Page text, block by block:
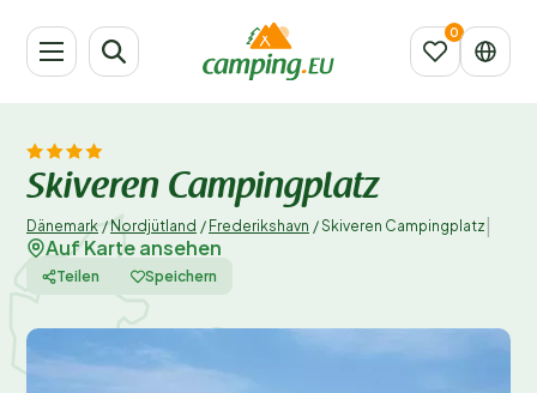
Skiveren Campingplatz
Dänemark / Nordjütland / Frederikshavn /Skiveren Campingplatz
Auf Karte ansehen
Teilen Speichern